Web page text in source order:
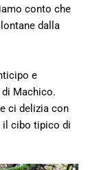
conto che
dalla
e
Machico.
ci delizia con
il cibo tipico di